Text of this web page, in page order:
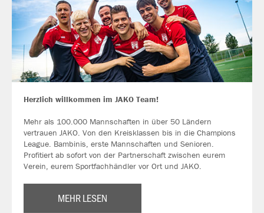
Herzlich willkommen im JAKO Team!
Mehr als 100.000 Mannschaften in über 50 Ländern
vertrauen JAKO. Von den Kreisklassen bis in die Champions
League. Bambinis, erste Mannschaften und Senioren.
Profitiert ab sofort von der Partnerschaft zwischen eurem
Verein, eurem Sportfachhändler vor Ort und JAKO.
MEHR LESEN